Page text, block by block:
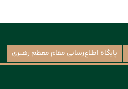
پايگاه اطلاع‌رسانی مقام معظم رهبری